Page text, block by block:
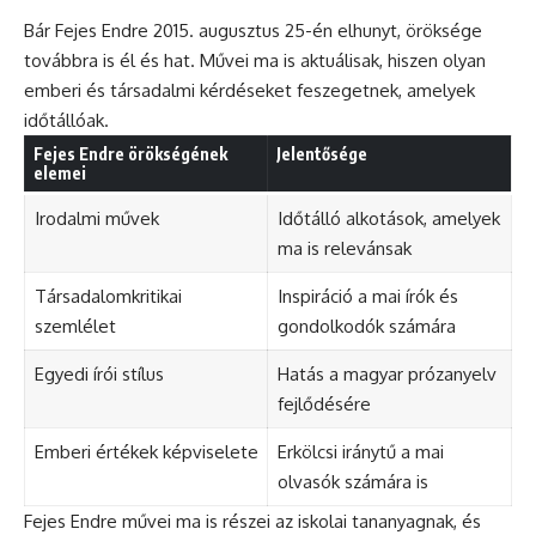
Bár Fejes Endre 2015. augusztus 25-én elhunyt, öröksége
továbbra is él és hat. Művei ma is aktuálisak, hiszen olyan
emberi és társadalmi kérdéseket feszegetnek, amelyek
időtállóak.
Fejes Endre örökségének
elemei
Jelentősége
Irodalmi művek
Időtálló alkotások, amelyek
ma is relevánsak
Társadalomkritikai
szemlélet
Inspiráció a mai írók és
gondolkodók számára
Egyedi írói stílus
Hatás a magyar prózanyelv
fejlődésére
Emberi értékek képviselete
Erkölcsi iránytű a mai
olvasók számára is
Fejes Endre művei ma is részei az iskolai tananyagnak, és